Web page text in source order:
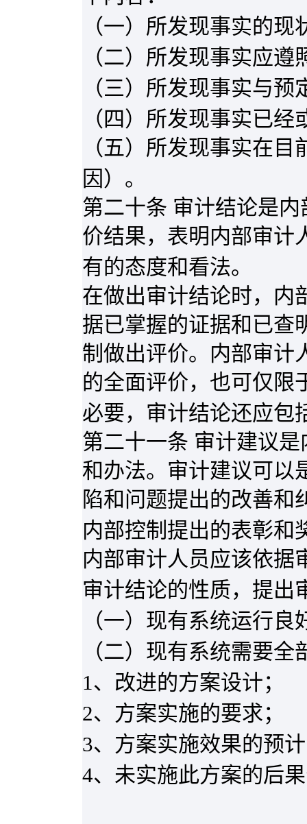
（一）所发现事实的
（二）所发现事实应
（三）所发现事实与
（四）所发现事实已
（五）所发现事实在
因）。
第二十条 审计结论是
价结果，表明内部审计
有的态度和看法。
在做出审计结论时，内
据已掌握的证据和已查
制做出评价。内部审计
的全面评价，也可仅限
必要，审计结论还应包
第二十一条 审计建议
和办法。审计建议可以
陷和问题提出的改善和
内部控制提出的表彰和
内部审计人员应该依据
审计结论的性质，提出
（一）现有系统运行
（二）现有系统需要
1、改进的方案设计；
2、方案实施的要求；
3、方案实施效果的预
4、未实施此方案的后